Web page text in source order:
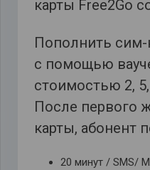
карты Free2Go
Пополнить сим-
с помощью
стоимостью 2,
После первого
карты, абонент
20 минут / SMS/